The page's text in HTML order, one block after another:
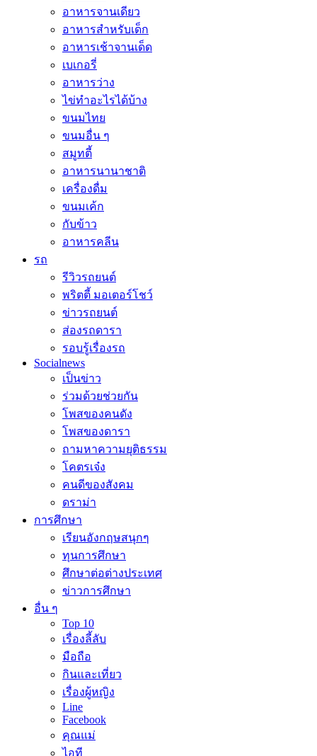
อาหารจานเดียว
อาหารสำหรับเด็ก
อาหารเช้าจานเด็ด
เบเกอรี่
อาหารว่าง
ไข่ทำอะไรได้บ้าง
ขนมไทย
ขนมอื่น ๆ
สมูทตี้
อาหารนานาชาติ
เครื่องดื่ม
ขนมเค้ก
กับข้าว
อาหารคลีน
รถ
รีวิวรถยนต์
พริตตี้ มอเตอร์โชว์
ข่าวรถยนต์
ส่องรถดารา
รอบรู้เรื่องรถ
Socialnews
เป็นข่าว
ร่วมด้วยช่วยกัน
โพสของคนดัง
โพสของดารา
ถามหาความยุติธรรม
โคตรเจ๋ง
คนดีของสังคม
ดราม่า
การศึกษา
เรียนอังกฤษสนุกๆ
ทุนการศึกษา
ศึกษาต่อต่างประเทศ
ข่าวการศึกษา
อื่น ๆ
Top 10
เรื่องลี้ลับ
มือถือ
กินและเที่ยว
เรื่องผู้หญิง
Line
Facebook
คุณแม่
ไอที